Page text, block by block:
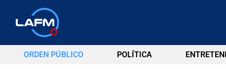
ORDEN PÚBLICO POLÍTICA